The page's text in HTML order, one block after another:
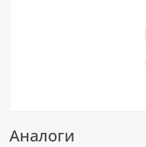
Аналоги